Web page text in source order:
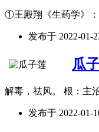
①王殿翔《生药学》：
发布于 2022-01-
瓜
解毒，祛风。 根：主
发布于 2022-01-